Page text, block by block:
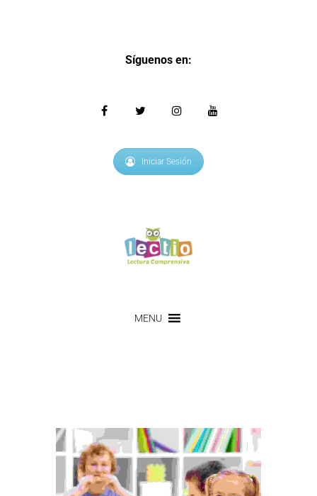
Síguenos en:
Iniciar Sesión
MENU